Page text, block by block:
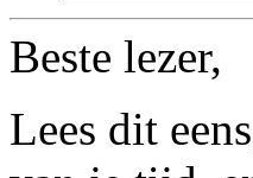
Beste lezer,
Lees dit